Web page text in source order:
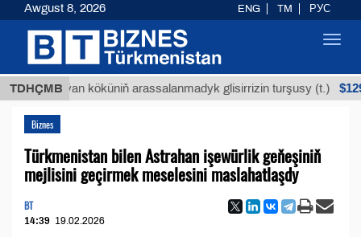
TDHÇMB
Buýan köküniň arassalanmadyk glisirrizin turşusy (t.) $12935,18
Biznes
Türkmenistan bilen Astrahan işewürlik geňeşiniň
mejlisini geçirmek meselesini maslahatlaşdy
BT
14:39 19.02.2026
Awgust 8, 2026 ENG TM РУС